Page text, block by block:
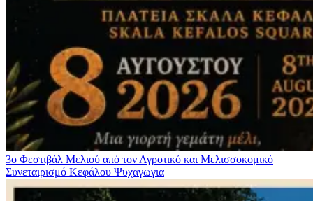
3ο Φεστιβάλ Μελιού από τον Αγροτικό και Μελισσοκομικό
Συνεταιρισμό Κεφάλου Ψυχαγωγια